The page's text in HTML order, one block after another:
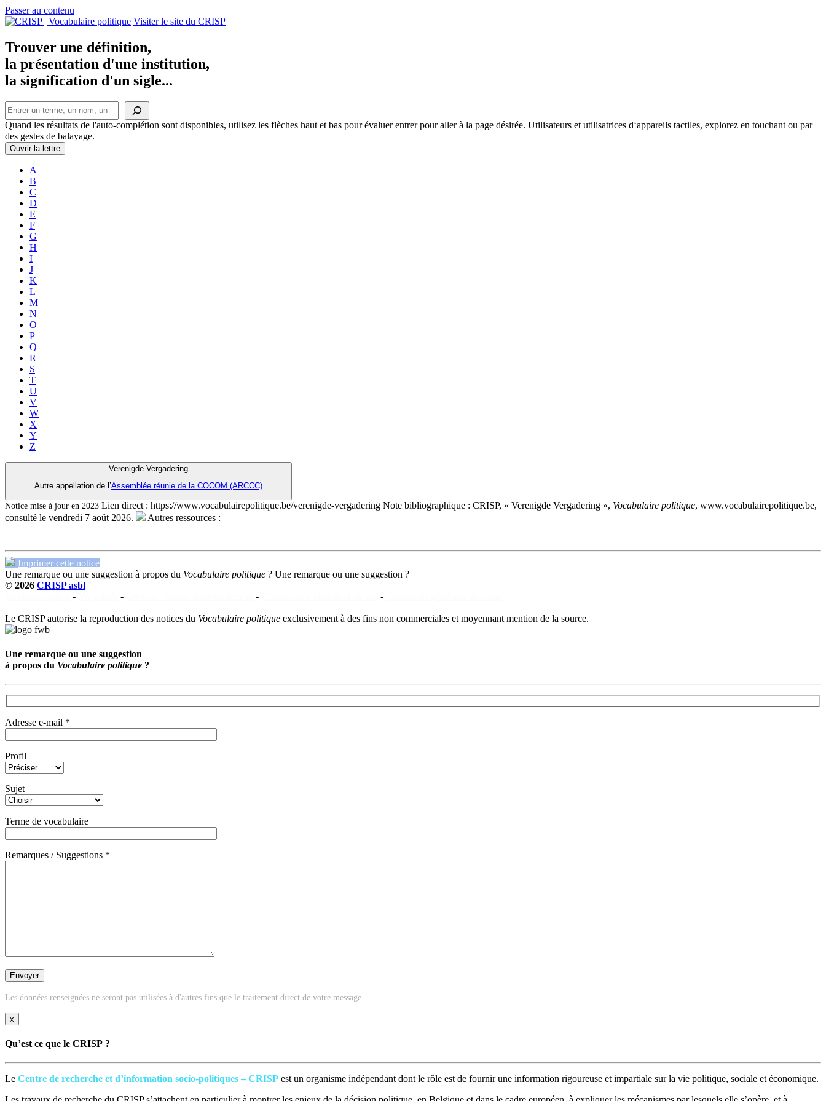
Passer au contenu
Navigation
principale
Visiter le site du CRISP
Trouver une définition,
la présentation d'une institution,
la signification d'un sigle...
Rechercher
Quand les résultats de l'auto-complétion sont disponibles, utilisez les flèches haut et bas pour évaluer entrer pour aller à la page désirée. Utilisateurs et utilisatrices d‘appareils tactiles, explorez en touchant ou par
des gestes de balayage.
Ouvrir la lettre
A
B
C
D
E
F
G
H
I
J
K
L
M
N
O
P
Q
R
S
T
U
V
W
X
Y
Z
Verenigde Vergadering
Autre appellation de l’Assemblée réunie de la COCOM (ARCCC)
Notice mise à jour en 2023 Lien direct : https://www.vocabulairepolitique.be/verenigde-vergadering Note bibliographique : CRISP, « Verenigde Vergadering », Vocabulaire politique, www.vocabulairepolitique.be,
consulté le vendredi 7 août 2026.
Autres ressources :
Imprimer cette notice
Une remarque ou une suggestion à propos du Vocabulaire politique ? Une remarque ou une suggestion ?
© 2026 CRISP asbl
- - - -
Le CRISP autorise la reproduction des notices du Vocabulaire politique exclusivement à des fins non commerciales et moyennant mention de la source.
Une remarque ou une suggestion
à propos du Vocabulaire politique ?
Adresse e-mail *
Profil
Sujet
Terme de vocabulaire
Remarques / Suggestions *
Les données renseignées ne seront pas utilisées à d'autres fins que le traitement direct de votre message.
x
Qu’est ce que le CRISP ?
Le Centre de recherche et d’information socio-politiques – CRISP est un organisme indépendant dont le rôle est de fournir une information rigoureuse et impartiale sur la vie politique, sociale et économique.